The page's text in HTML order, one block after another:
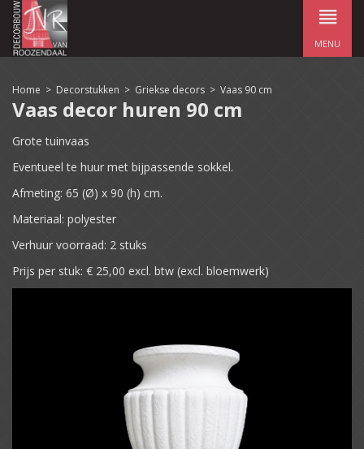
MENU
Home > Decorstukken > Griekse decors > Vaas 90 cm
Vaas decor huren 90 cm
Grote tuinvaas
Eventueel te huur met bijpassende sokkel.
Afmeting: 65 (Ø) x 90 (h) cm.
Materiaal: polyester
Verhuur voorraad: 2 stuks
Prijs per stuk: € 25,00 excl. btw (excl. bloemwerk)